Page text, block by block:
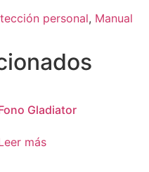
personal, Manual
Gladiator
más